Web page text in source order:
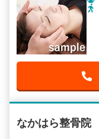
なかはら整骨院